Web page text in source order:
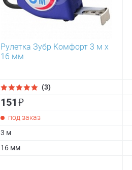
Рулетка Зубр Комфорт 3 м х
16 мм
(3)
151 ₽
под заказ
3 м
16 мм